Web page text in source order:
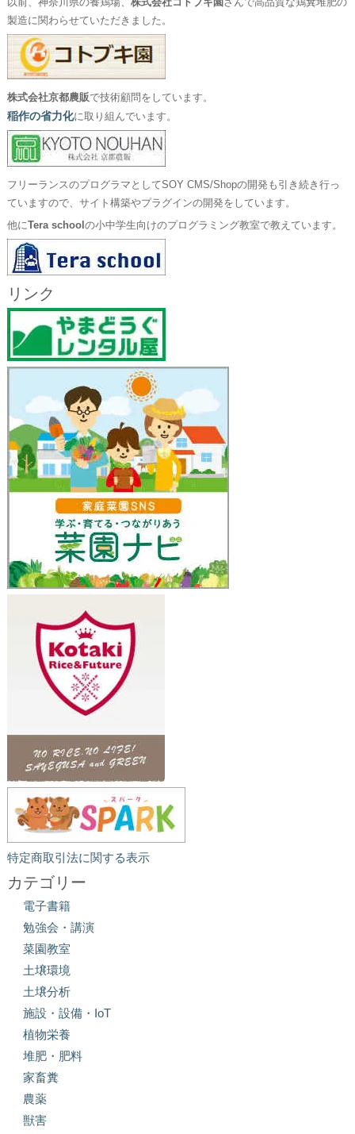
以前、神奈川県の養鶏場、 株式会社コトブキ園 さんで高品質な鶏糞堆肥の
製造に関わらせていただきました。
株式会社京都農販で技術顧問をしています。
稲作の省力化に取り組んでいます。
フリーランスのプログラマとしてSOY CMS/Shopの開発も引き続き行っ
ていますので、サイト構築やプラグインの開発をしています。
他にTera school の小中学生向けのプログラミング教室で教えています。
リンク
特定商取引法に関する表示
カテゴリー
電子書籍
勉強会・講演
菜園教室
土壌環境
土壌分析
施設・設備・IoT
植物栄養
堆肥・肥料
家畜糞
農薬
獣害